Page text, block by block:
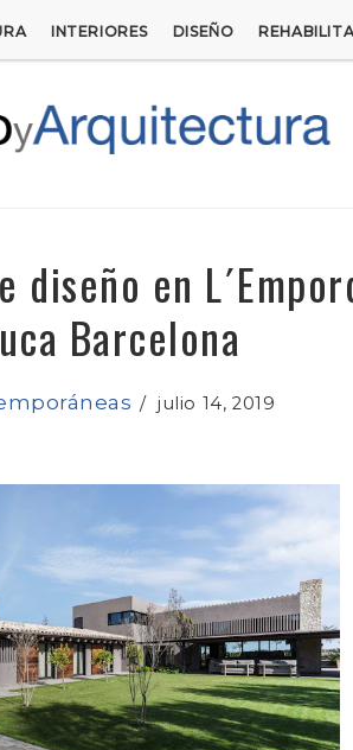
INTERIORES DISEÑO
diseño en
Barcelona
/julio 14, 2019